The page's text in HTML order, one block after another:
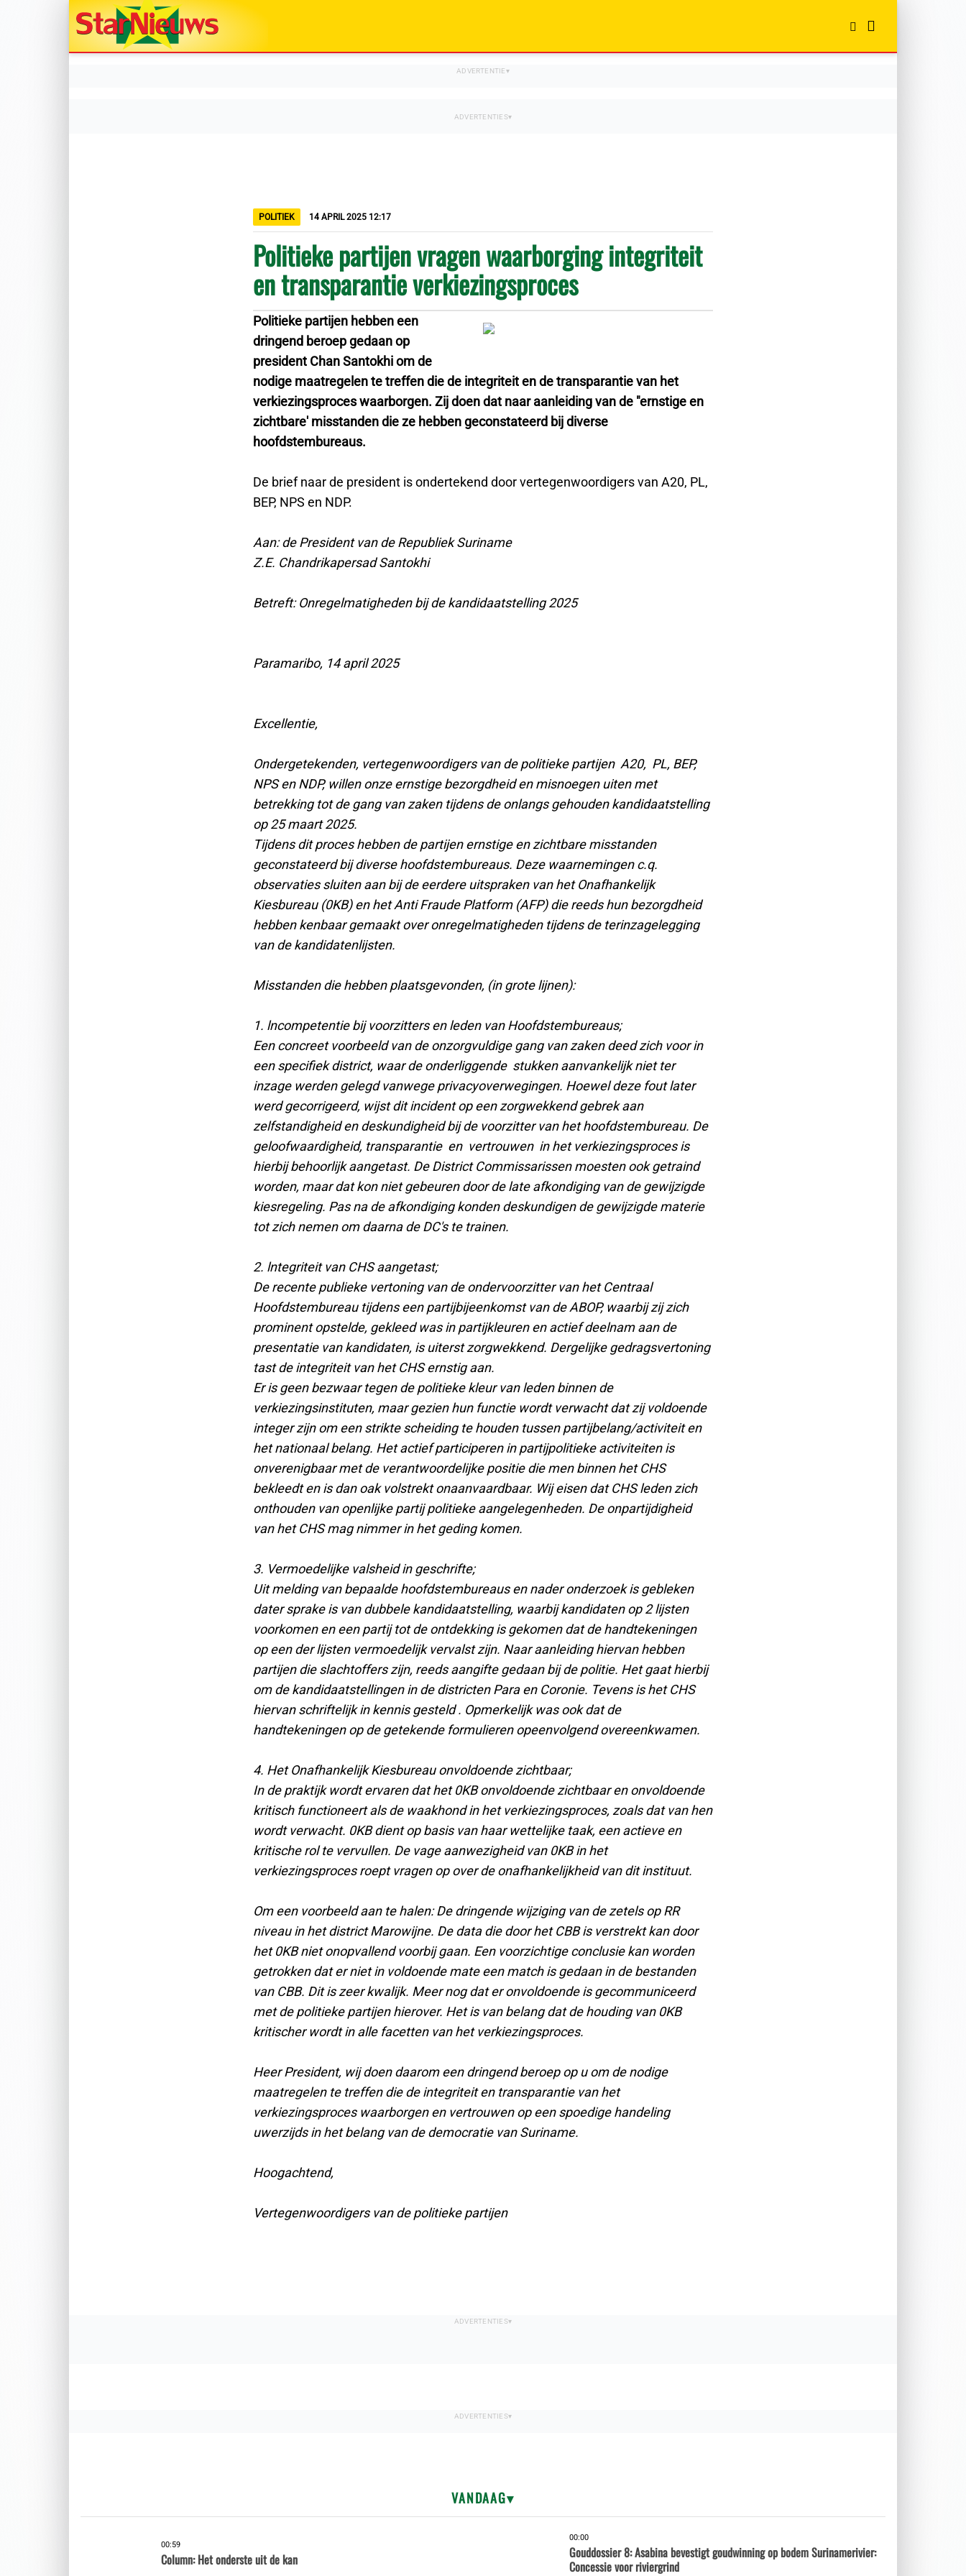
POLITIEK 14 APRIL 2025 12:17
Politieke partijen vragen waarborging integriteit
en transparantie verkiezingsproces
Politieke partijen hebben een
dringend beroep gedaan op
president Chan Santokhi om de
nodige maatregelen te treffen die de integriteit en de transparantie van het
verkiezingsproces waarborgen. Zij doen dat naar aanleiding van de "ernstige en
zichtbare' misstanden die ze hebben geconstateerd bij diverse
hoofdstembureaus.
De brief naar de president is ondertekend door vertegenwoordigers van A20, PL,
BEP, NPS en NDP.
Aan: de President van de Republiek Suriname
Z.E. Chandrikapersad Santokhi
Betreft: Onregelmatigheden bij de kandidaatstelling 2025
Paramaribo, 14 april 2025
Excellentie,
Ondergetekenden, vertegenwoordigers van de politieke partijen A20, PL, BEP,
NPS en NDP, willen onze ernstige bezorgdheid en misnoegen uiten met
betrekking tot de gang van zaken tijdens de onlangs gehouden kandidaatstelling
op 25 maart 2025.
Tijdens dit proces hebben de partijen ernstige en zichtbare misstanden
geconstateerd bij diverse hoofdstembureaus. Deze waarnemingen c.q.
observaties sluiten aan bij de eerdere uitspraken van het Onafhankelijk
Kiesbureau (0KB) en het Anti Fraude Platform (AFP) die reeds hun bezorgdheid
hebben kenbaar gemaakt over onregelmatigheden tijdens de terinzagelegging
van de kandidatenlijsten.
Misstanden die hebben plaatsgevonden, (in grote lijnen):
1. lncompetentie bij voorzitters en leden van Hoofdstembureaus;
Een concreet voorbeeld van de onzorgvuldige gang van zaken deed zich voor in
een specifiek district, waar de onderliggende stukken aanvankelijk niet ter
inzage werden gelegd vanwege privacyoverwegingen. Hoewel deze fout later
werd gecorrigeerd, wijst dit incident op een zorgwekkend gebrek aan
zelfstandigheid en deskundigheid bij de voorzitter van het hoofdstembureau. De
geloofwaardigheid, transparantie en vertrouwen in het verkiezingsproces is
hierbij behoorlijk aangetast. De District Commissarissen moesten ook getraind
worden, maar dat kon niet gebeuren door de late afkondiging van de gewijzigde
kiesregeling. Pas na de afkondiging konden deskundigen de gewijzigde materie
tot zich nemen om daarna de DC's te trainen.
2. lntegriteit van CHS aangetast;
De recente publieke vertoning van de ondervoorzitter van het Centraal
Hoofdstembureau tijdens een partijbijeenkomst van de ABOP, waarbij zij zich
prominent opstelde, gekleed was in partijkleuren en actief deelnam aan de
presentatie van kandidaten, is uiterst zorgwekkend. Dergelijke gedragsvertoning
tast de integriteit van het CHS ernstig aan.
Er is geen bezwaar tegen de politieke kleur van leden binnen de
verkiezingsinstituten, maar gezien hun functie wordt verwacht dat zij voldoende
integer zijn om een strikte scheiding te houden tussen partijbelang/activiteit en
het nationaal belang. Het actief participeren in partijpolitieke activiteiten is
onverenigbaar met de verantwoordelijke positie die men binnen het CHS
bekleedt en is dan oak volstrekt onaanvaardbaar. Wij eisen dat CHS leden zich
onthouden van openlijke partij politieke aangelegenheden. De onpartijdigheid
van het CHS mag nimmer in het geding komen.
3. Vermoedelijke valsheid in geschrifte;
Uit melding van bepaalde hoofdstembureaus en nader onderzoek is gebleken
dater sprake is van dubbele kandidaatstelling, waarbij kandidaten op 2 lijsten
voorkomen en een partij tot de ontdekking is gekomen dat de handtekeningen
op een der lijsten vermoedelijk vervalst zijn. Naar aanleiding hiervan hebben
partijen die slachtoffers zijn, reeds aangifte gedaan bij de politie. Het gaat hierbij
om de kandidaatstellingen in de districten Para en Coronie. Tevens is het CHS
hiervan schriftelijk in kennis gesteld . Opmerkelijk was ook dat de
handtekeningen op de getekende formulieren opeenvolgend overeenkwamen.
4. Het Onafhankelijk Kiesbureau onvoldoende zichtbaar;
In de praktijk wordt ervaren dat het 0KB onvoldoende zichtbaar en onvoldoende
kritisch functioneert als de waakhond in het verkiezingsproces, zoals dat van hen
wordt verwacht. 0KB dient op basis van haar wettelijke taak, een actieve en
kritische rol te vervullen. De vage aanwezigheid van 0KB in het
verkiezingsproces roept vragen op over de onafhankelijkheid van dit instituut.
Om een voorbeeld aan te halen: De dringende wijziging van de zetels op RR
niveau in het district Marowijne. De data die door het CBB is verstrekt kan door
het 0KB niet onopvallend voorbij gaan. Een voorzichtige conclusie kan worden
getrokken dat er niet in voldoende mate een match is gedaan in de bestanden
van CBB. Dit is zeer kwalijk. Meer nog dat er onvoldoende is gecommuniceerd
met de politieke partijen hierover. Het is van belang dat de houding van 0KB
kritischer wordt in alle facetten van het verkiezingsproces.
Heer President, wij doen daarom een dringend beroep op u om de nodige
maatregelen te treffen die de integriteit en transparantie van het
verkiezingsproces waarborgen en vertrouwen op een spoedige handeling
uwerzijds in het belang van de democratie van Suriname.
Hoogachtend,
Vertegenwoordigers van de politieke partijen
VANDAAG
00:59
Column: Het onderste uit de kan
00:00
Gouddossier 8: Asabina bevestigt goudwinning op bodem Surinamerivier:
Concessie voor riviergrind